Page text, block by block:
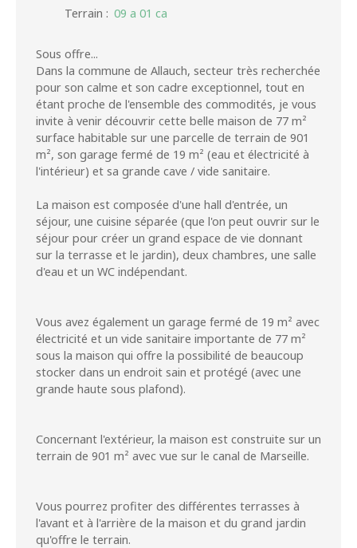
Terrain : 09 a 01 ca
Sous offre...
Dans la commune de Allauch, secteur très recherchée
pour son calme et son cadre exceptionnel, tout en
étant proche de l'ensemble des commodités, je vous
invite à venir découvrir cette belle maison de 77 m²
surface habitable sur une parcelle de terrain de 901
m², son garage fermé de 19 m² (eau et électricité à
l'intérieur) et sa grande cave / vide sanitaire.
La maison est composée d'une hall d'entrée, un
séjour, une cuisine séparée (que l'on peut ouvrir sur le
séjour pour créer un grand espace de vie donnant
sur la terrasse et le jardin), deux chambres, une salle
d'eau et un WC indépendant.
Vous avez également un garage fermé de 19 m² avec
électricité et un vide sanitaire importante de 77 m²
sous la maison qui offre la possibilité de beaucoup
stocker dans un endroit sain et protégé (avec une
grande haute sous plafond).
Concernant l'extérieur, la maison est construite sur un
terrain de 901 m² avec vue sur le canal de Marseille.
Vous pourrez profiter des différentes terrasses à
l'avant et à l'arrière de la maison et du grand jardin
qu'offre le terrain.